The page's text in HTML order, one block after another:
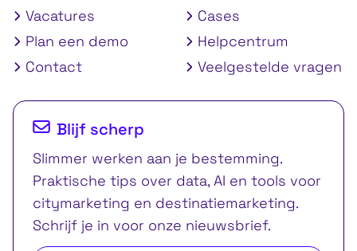
Vacatures
Plan een demo
Contact
Cases
Helpcentrum
Veelgestelde vragen
Blijf scherp
Slimmer werken aan je bestemming.
Praktische tips over data, AI en tools voor
citymarketing en destinatiemarketing.
Schrijf je in voor onze nieuwsbrief.